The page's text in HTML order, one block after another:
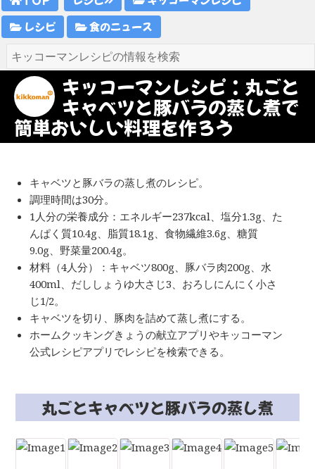
レシピ
食のニュース
キッコーマンレシピ：丸ごと
キャベツと豚バラの蒸し煮で
簡単おいしい料理を作ろう
キャベツと豚バラの蒸し煮のレシピ。
調理時間は30分。
1人分の栄養成分：エネルギー237kcal、塩分1.3g、た
んぱく質10.4g、脂質18.1g、食物繊維3.6g、糖質
9.0g、野菜量200.4g。
材料（4人分）：キャベツ800g、豚バラ肉200g、水
400ml、だししょうゆ大さじ3、おろしにんにく小さ
じ1/2。
キャベツを切り、豚肉を詰めて蒸し煮にする。
ホームクッキングきょうの献立アプリやキッコーマン
公式レシピアプリでレシピを検索できる。
丸ごとキャベツと豚バラの蒸し煮